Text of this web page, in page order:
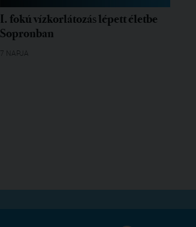
I. fokú vízkorlátozás lépett életbe
Sopronban
7 NAPJA